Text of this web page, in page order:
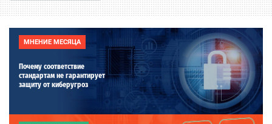
МНЕНИЕ МЕСЯЦА
Почему соответствие
стандартам не гарантирует
защиту от киберугроз